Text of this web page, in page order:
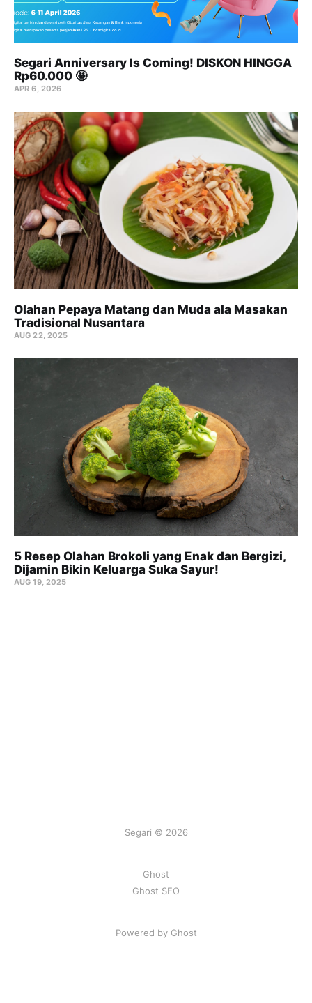
Segari Anniversary Is Coming! DISKON HINGGA
Rp60.000 🤩
APR 6, 2026
Olahan Pepaya Matang dan Muda ala Masakan
Tradisional Nusantara
AUG 22, 2025
5 Resep Olahan Brokoli yang Enak dan Bergizi,
Dijamin Bikin Keluarga Suka Sayur!
AUG 19, 2025
Segari © 2026
Ghost
Ghost SEO
Powered by Ghost